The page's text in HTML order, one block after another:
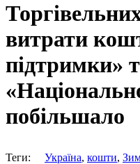
витрати
підтримки»
побільшало
Теги: Україна, кошти,